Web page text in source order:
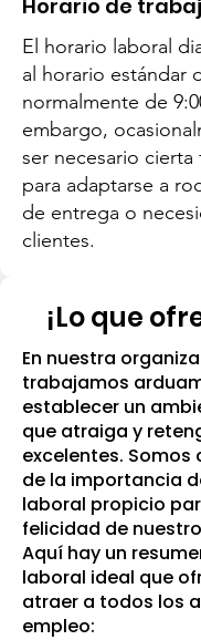
Horario de
El horario laboral
al horario estándar
normalmente de
embargo,
ser necesario cierta
para adaptarse a
de entrega o
clientes.
¡Lo que
En nuestra
trabajamos
establecer un
que atraiga y
excelentes. Somos
de la importancia
laboral propicio
felicidad de
Aquí hay un
laboral ideal que
atraer a todos los
empleo: